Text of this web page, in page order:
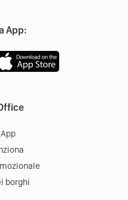
App:
borghi